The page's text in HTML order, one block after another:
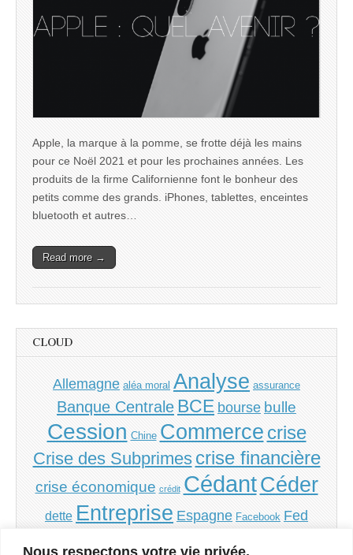
Nous respectons votre vie privée.
Apple, la marque à la pomme, se frotte déjà les mains
pour ce Noël 2021 et pour les prochaines années. Les
produits de la firme Californienne font le bonheur des
petits comme des grands. iPhones, tablettes, enceintes
bluetooth et autres…
Read more →
CLOUD
Allemagne aléa moral Analyse assurance
Banque Centrale BCE bourse bulle
Cession Chine Commerce crise
Crise des Subprimes crise financière
crise économique crédit CédantCéder
dette Entreprise Espagne Facebook Fed